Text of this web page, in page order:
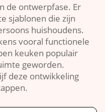
de ontwerpfase.​ Er
sjablonen die zijn
huishoudens.​
vooral functionele
keuken populair
geworden.​
deze ontwikkeling